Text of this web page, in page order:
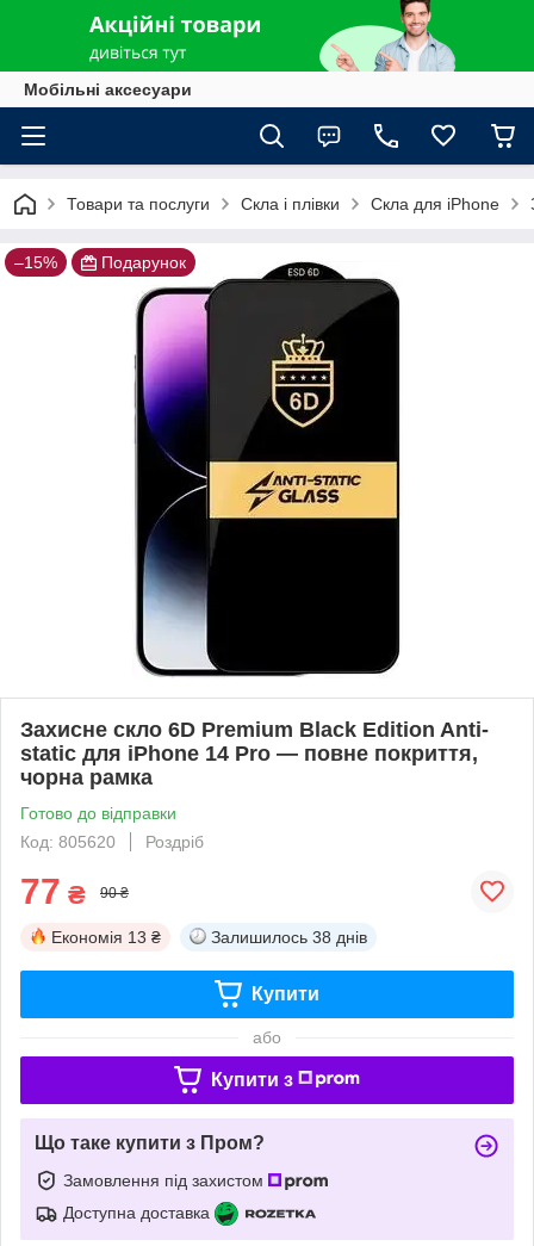
Мобільні аксесуари
Товари та послуги Скла і плівки Скла для iPhone
–15% Подарунок
Захисне скло 6D Premium Black Edition Anti-
static для iPhone 14 Pro — повне покриття,
чорна рамка
Готово до відправки
Код: 805620
Роздріб
77 ₴ 90 ₴
Економія 13 ₴ Залишилось 38 днів
Купити
або
Купити з
Що таке купити з Пром?
Замовлення під захистом
Доступна доставка